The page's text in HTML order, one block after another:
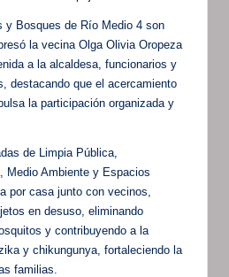
y Bosques de Río Medio 4 son
la vecina Olga Olivia Oropeza
a la alcaldesa, funcionarios y
destacando que el acercamiento
la participación organizada y
de Limpia Pública,
Medio Ambiente y Espacios
por casa junto con vecinos,
en desuso, eliminando
y contribuyendo a la
y chikungunya, fortaleciendo la
familias.